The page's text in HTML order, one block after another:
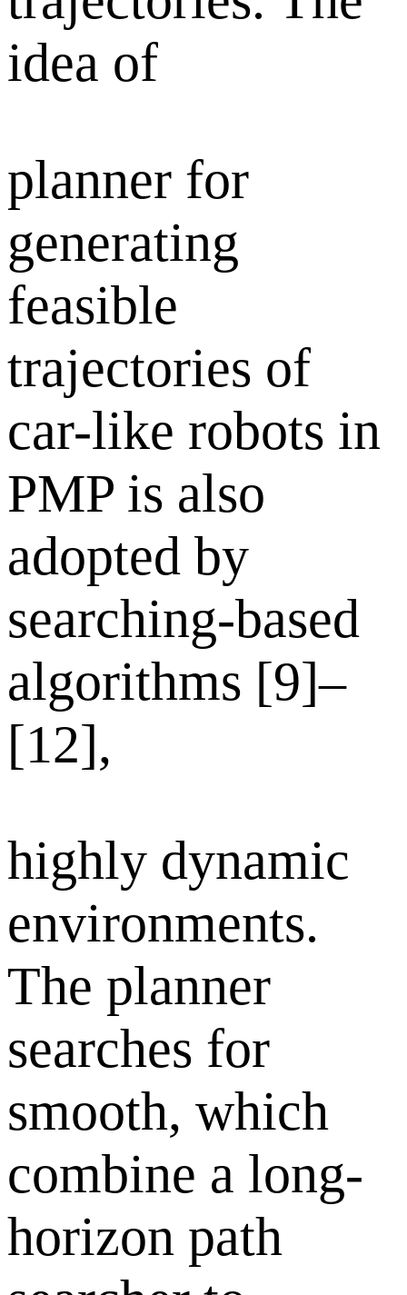
idea of
planner for
generating
feasible
trajectories of
car-like robots in
PMP is also
adopted by
searching-based
algorithms [9]–
[12],
highly dynamic
environments.
The planner
searches for
smooth, which
combine a long-
horizon path